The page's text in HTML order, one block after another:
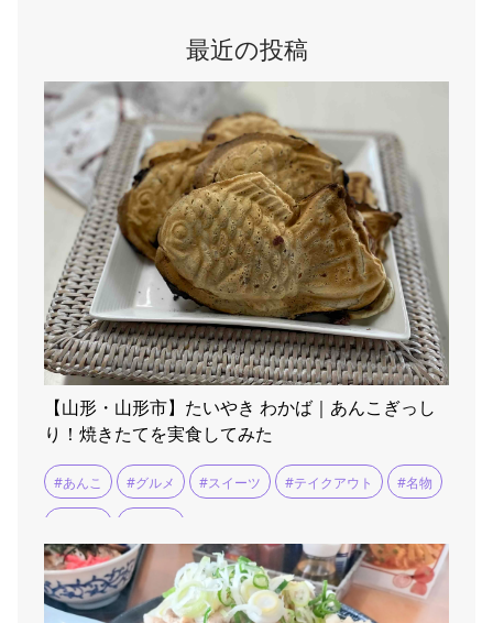
最近の投稿
【山形・山形市】たいやき わかば｜あんこぎっし
り！焼きたてを実食してみた
#あんこ #グルメ #スイーツ #テイクアウト #名物